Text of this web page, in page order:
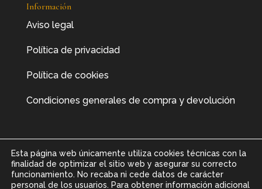
Información
Aviso legal
Política de privacidad
Política de cookies
Condiciones generales de compra y devolución
Esta página web únicamente utiliza cookies técnicas con la
finalidad de optimizar el sitio web y asegurar su correcto
funcionamiento. No recaba ni cede datos de carácter
personal de los usuarios. Para obtener información adicional